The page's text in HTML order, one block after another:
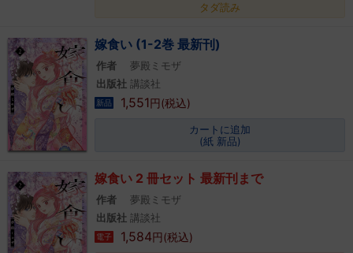
タダ読み
嫁食い (1-2巻 最新刊)
作者
夢殿ミモザ
出版社 講談社
新品 1,551円(税込)
カートに追加
(紙 新品)
嫁食い 2 冊セット 最新刊まで
作者
夢殿ミモザ
出版社 講談社
電子 1,584円(税込)